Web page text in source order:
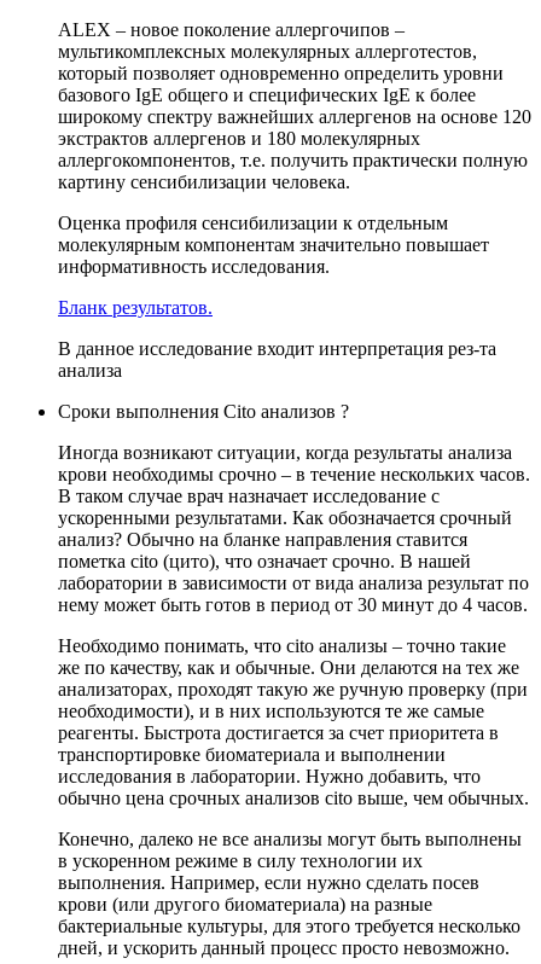
ALEX – новое поколение аллергочипов –
мультикомплексных молекулярных аллерготестов,
который позволяет одновременно определить уровни
базового IgE общего и специфических IgE к более
широкому спектру важнейших аллергенов на основе 120
экстрактов аллергенов и 180 молекулярных
аллергокомпонентов, т.е. получить практически полную
картину сенсибилизации человека.
Оценка профиля сенсибилизации к отдельным
молекулярным компонентам значительно повышает
информативность исследования.
Бланк результатов.
В данное исследование входит интерпретация рез-та
анализа
Сроки выполнения Cito анализов ?
Иногда возникают ситуации, когда результаты анализа
крови необходимы срочно – в течение нескольких часов.
В таком случае врач назначает исследование с
ускоренными результатами. Как обозначается срочный
анализ? Обычно на бланке направления ставится
пометка cito (цито), что означает срочно. В нашей
лаборатории в зависимости от вида анализа результат по
нему может быть готов в период от 30 минут до 4 часов.
Необходимо понимать, что cito анализы – точно такие
же по качеству, как и обычные. Они делаются на тех же
анализаторах, проходят такую же ручную проверку (при
необходимости), и в них используются те же самые
реагенты. Быстрота достигается за счет приоритета в
транспортировке биоматериала и выполнении
исследования в лаборатории. Нужно добавить, что
обычно цена срочных анализов cito выше, чем обычных.
Конечно, далеко не все анализы могут быть выполнены
в ускоренном режиме в силу технологии их
выполнения. Например, если нужно сделать посев
крови (или другого биоматериала) на разные
бактериальные культуры, для этого требуется несколько
дней, и ускорить данный процесс просто невозможно.